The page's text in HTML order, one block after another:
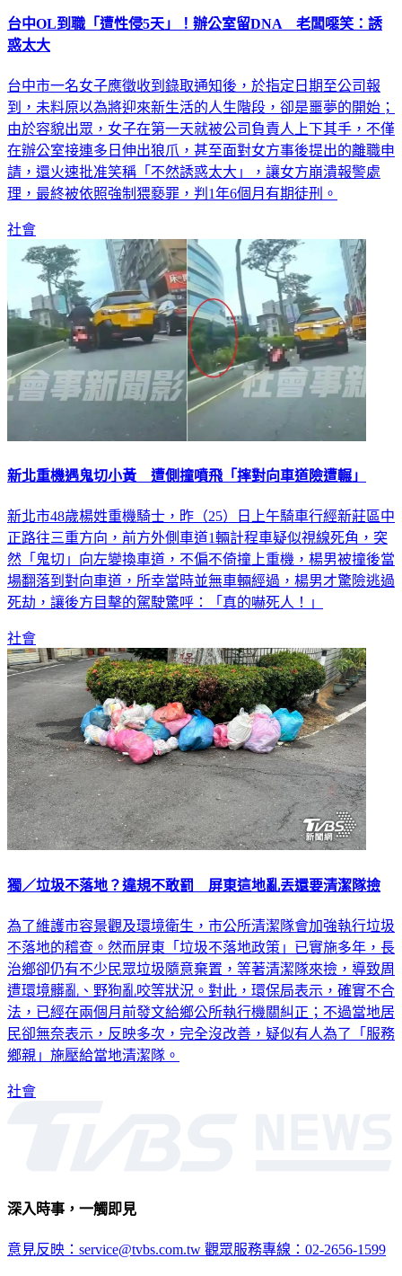
台中OL到職「遭性侵5天」！辦公室留DNA 老闆噁笑：誘
惑太大
台中市一名女子應徵收到錄取通知後，於指定日期至公司報
到，未料原以為將迎來新生活的人生階段，卻是噩夢的開始；
由於容貌出眾，女子在第一天就被公司負責人上下其手，不僅
在辦公室接連多日伸出狼爪，甚至面對女方事後提出的離職申
請，還火速批准笑稱「不然誘惑太大」，讓女方崩潰報警處
理，最終被依照強制猥褻罪，判1年6個月有期徒刑。
社會
新北重機遇鬼切小黃 遭側撞噴飛「摔對向車道險遭輾」
新北市48歲楊姓重機騎士，昨（25）日上午騎車行經新莊區中
正路往三重方向，前方外側車道1輛計程車疑似視線死角，突
然「鬼切」向左變換車道，不偏不倚撞上重機，楊男被撞後當
場翻落到對向車道，所幸當時並無車輛經過，楊男才驚險逃過
死劫，讓後方目擊的駕駛驚呼：「真的嚇死人！」
社會
獨／垃圾不落地？違規不敢罰 屏東這地亂丟還要清潔隊撿
為了維護市容景觀及環境衛生，市公所清潔隊會加強執行垃圾
不落地的稽查。然而屏東「垃圾不落地政策」已實施多年，長
治鄉卻仍有不少民眾垃圾隨意棄置，等著清潔隊來撿，導致周
遭環境髒亂、野狗亂咬等狀況。對此，環保局表示，確實不合
法，已經在兩個月前發文給鄉公所執行機關糾正；不過當地居
民卻無奈表示，反映多次，完全沒改善，疑似有人為了「服務
鄉親」施壓給當地清潔隊。
社會
深入時事，一觸即見
意見反映：service@tvbs.com.tw 觀眾服務專線：02-2656-1599